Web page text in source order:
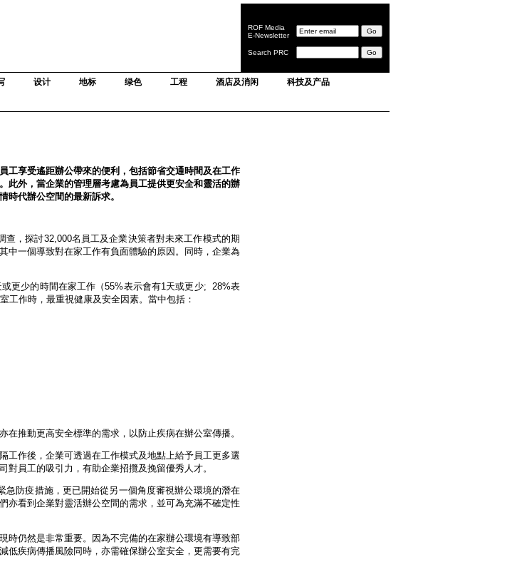
ROF Media
E-Newsletter
Search PRC
设计 地标 绿色 工程 酒店及消闲
科技及产品
工享受遙距辦公帶來的便利，包括節省交通時間及在工作
此外，當企業的管理層考慮為員工提供更安全和靈活的辦
時代辦公空間的最新訴求。
，探討32,000名員工及企業決策者對未來工作模式的期
中一個導致對在家工作有負面體驗的原因。同時，企業為
更少的時間在家工作（55%表示會有1天或更少; 28%表
作時，最重視健康及安全因素。當中包括：
推動更高安全標準的需求，以防止疾病在辦公室傳播。
工作後，企業可透過在工作模式及地點上給予員工更多選
員工的吸引力，有助企業招攬及挽留優秀人才。
防疫措施，更已開始從另一個角度審視辦公環境的潛在
亦看到企業對靈活辦公空間的需求，並可為充滿不確定性
時仍然是非常重要。因為不完備的在家辦公環境有導致部
低疾病傳播風險同時，亦需確保辦公室安全，更需要有完